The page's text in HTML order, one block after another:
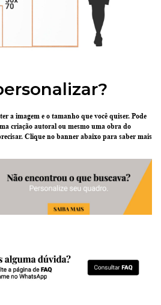
a imagem e o tamanho que você quiser. Pode
criação autoral ou mesmo uma obra do
Clique no banner abaixo para saber mais